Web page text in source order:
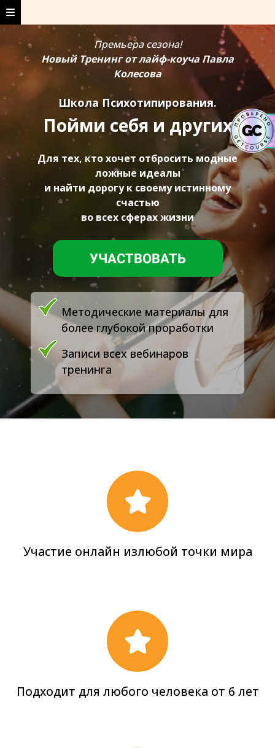
Премьера сезона!
Новый Тренинг от лайф-коуча Павла
Колесова
Школа Психотипирования.
Пойми себя и других
Для тех, кто хочет отбросить модные
ложные идеалы
и найти дорогу к своему истинному
счастью
во всех сферах жизни
УЧАСТВОВАТЬ
Методические материалы для
более глубокой проработки
Записи всех вебинаров
тренинга
Участие онлайн излюбой точки мира
Подходит для любого человека от 6 лет